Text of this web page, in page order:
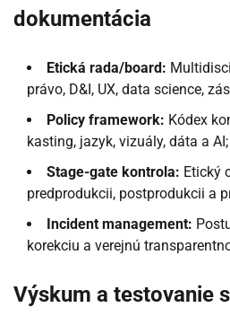
dokumentácia
Etická rada/board:
právo, D&I, UX, data science,
Policy framework: Kódex
kasting, jazyk, vizuály, dáta a
Stage-gate kontrola: Etický
predprodukcii, postprodukcii a
Incident management:
korekciu a verejnú
Výskum a testovanie